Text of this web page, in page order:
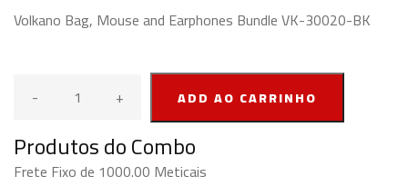
Volkano Bag, Mouse and Earphones Bundle VK-30020-BK
- + ADD AO CARRINHO
Produtos do Combo
Frete Fixo de 1000.00 Meticais